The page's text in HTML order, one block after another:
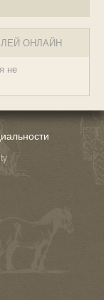
ОНЛАЙН
не